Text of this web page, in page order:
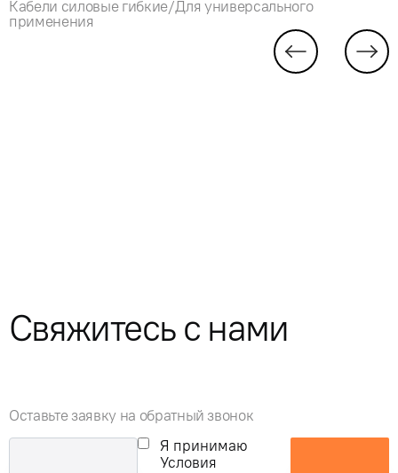
Кабели силовые гибкие/Для универсального
применения
Свяжитесь с нами
Оставьте заявку на обратный звонок
Я принимаю
Условия